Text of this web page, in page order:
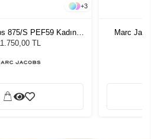
+3
875/S PEF59 Kadın
Gözlüğü
TL
Marc